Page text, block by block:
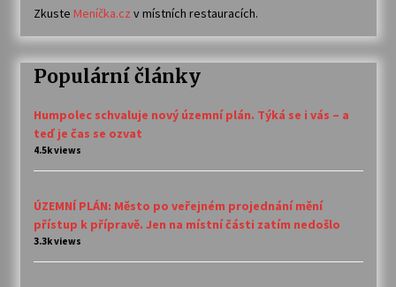
Zkuste Meníčka.cz v místních restauracích.
Populární články
Humpolec schvaluje nový územní plán. Týká se i vás – a
teď je čas se ozvat
4.5k views
ÚZEMNÍ PLÁN: Město po veřejném projednání mění
přístup k přípravě. Jen na místní části zatím nedošlo
3.3k views